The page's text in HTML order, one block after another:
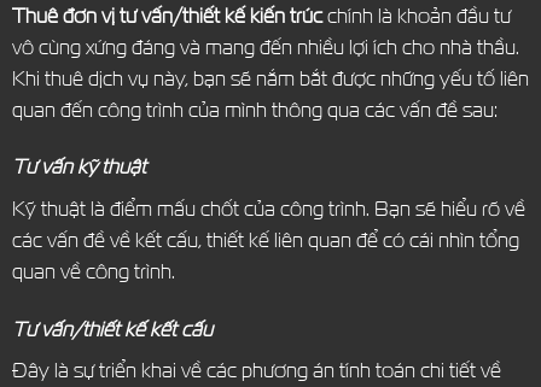
Thuê đơn vị tư vấn/thiết kế kiến trúcchính là khoản đầu tư
vô cùng xứng đáng và mang đến nhiều lợi ích cho nhà thầu.
Khi thuê dịch vụ này, bạn sẽ nắm bắt được những yếu tố liên
quan đến công trình của mình thông qua các vấn đề sau:
Tư vấn kỹ thuật
Kỹ thuật là điểm mấu chốt của công trình. Bạn sẽ hiểu rõ về
các vấn đề về kết cấu, thiết kế liên quan để có cái nhìn tổng
quan về công trình.
Tư vấn/thiết kế kết cấu
Đây là sự triển khai về các phương án tính toán chi tiết về